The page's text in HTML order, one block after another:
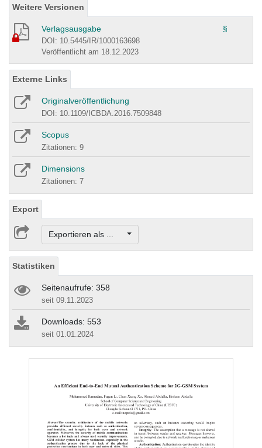
Weitere Versionen
Verlagsausgabe §
DOI: 10.5445/IR/1000163698
Veröffentlicht am 18.12.2023
Externe Links
Originalveröffentlichung
DOI: 10.1109/ICBDA.2016.7509848
Scopus
Zitationen: 9
Dimensions
Zitationen: 7
Export
Exportieren als ...
Statistiken
Seitenaufrufe: 358
seit 09.11.2023
Downloads: 553
seit 01.01.2024